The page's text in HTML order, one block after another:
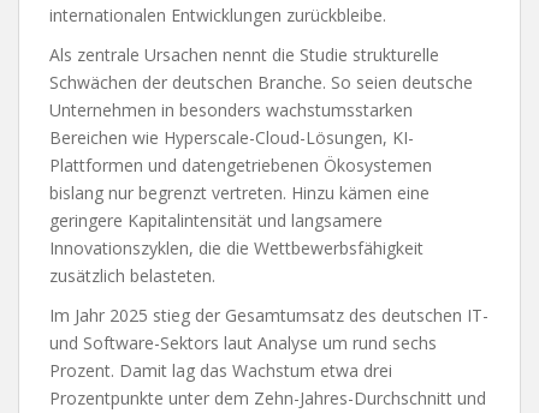
internationalen Entwicklungen zurückbleibe.
Als zentrale Ursachen nennt die Studie strukturelle
Schwächen der deutschen Branche. So seien deutsche
Unternehmen in besonders wachstumsstarken
Bereichen wie Hyperscale-Cloud-Lösungen, KI-
Plattformen und datengetriebenen Ökosystemen
bislang nur begrenzt vertreten. Hinzu kämen eine
geringere Kapitalintensität und langsamere
Innovationszyklen, die die Wettbewerbsfähigkeit
zusätzlich belasteten.
Im Jahr 2025 stieg der Gesamtumsatz des deutschen IT-
und Software-Sektors laut Analyse um rund sechs
Prozent. Damit lag das Wachstum etwa drei
Prozentpunkte unter dem Zehn-Jahres-Durchschnitt und